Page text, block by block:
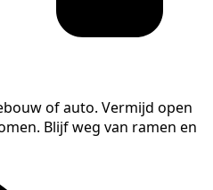
of auto. Vermijd open
Blijf weg van ramen en